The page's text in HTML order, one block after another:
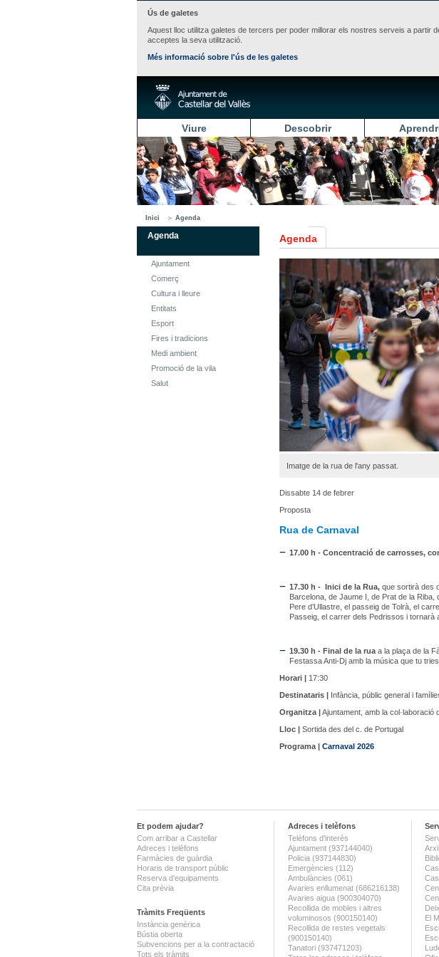
Ús de galetes
Aquest lloc utilitza galetes de tercers per poder millorar els nostres serveis a partir
acceptes la seva utilització.
Més informació sobre l'ús de les galetes
Viure Descobrir
Inici Agenda
Agenda
Ajuntament
Comerç
Cultura i lleure
Entitats
Esport
Fires i tradicions
Medi ambient
Promoció de la vila
Salut
Agenda
Imatge de la rua de l'any passat.
Dissabte 14 de febrer
Proposta
Rua de Carnaval
17.00 h - Concentració de carrosses,
17.30 h - Inici de la Rua, que sortirà des
Barcelona, de Jaume I, de Prat de la Riba,
Pere d’Ullastre, el passeig de Tolrà, el
Passeig, el carrer dels Pedrissos i tornarà a
19.30 h - Final de la rua a la plaça de la
Festassa Anti-Dj amb la música que tu
Horari | 17:30
Destinataris | Infància, públic general i
Organitza |Ajuntament, amb la col·laboració
Lloc | Sortida des del c. de Portugal
Programa | Carnaval 2026
Et podem ajudar?
Com arribar a Castellar
Adreces i telèfons
Farmàcies de guàrdia
Horaris de transport públic
Reserva d'equipaments
Cita prèvia
Tràmits Freqüents
Instància genèrica
Bústia oberta
Subvencions per a la contractació
Tots els tràmits
Adreces i telèfons
Telèfons d'interès
Ajuntament (937144040)
Policia (937144830)
Emergències (112)
Ambulàncies (061)
Avaries enllumenat (686216138)
Avaries aigua (900304070)
Recollida de mobles i altres
voluminosos (900150140)
Recollida de restes vegetals
(900150140)
Tanatori (937471203)
El